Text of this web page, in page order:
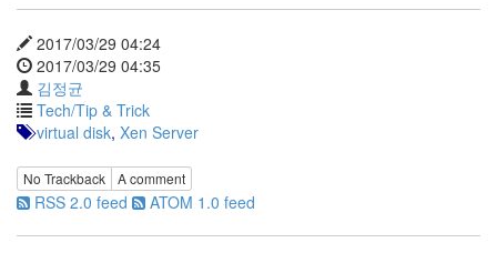
2017/03/29 04:24
2017/03/29 04:35
김정균
Tech/Tip & Trick
virtual disk, Xen Server
No Trackback A comment
RSS 2.0 feed ATOM 1.0 feed
고
일
지
3
Tech
143
안
녕
리
눅
스